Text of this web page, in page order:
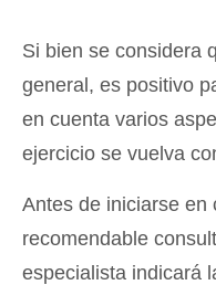
Si bien se considera
general, es positivo
en cuenta varios
ejercicio se vuelva
Antes de iniciarse en
recomendable
especialista indicará